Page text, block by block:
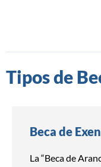
Tipos de
Beca de
La “Beca de